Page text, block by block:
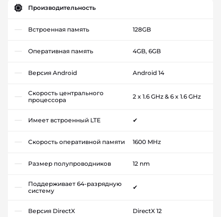
Производительность
Встроенная память 128GB
Оперативная память 4GB, 6GB
Версия Android Android 14
Скорость центрального
процессора
2 x 1.6 GHz & 6 x 1.6 GHz
Имеет встроенный LTE ✔
Скорость оперативной памяти 1600 MHz
Размер полупроводников 12 nm
Поддерживает 64-разрядную
систему
✔
Версия DirectX DirectX 12